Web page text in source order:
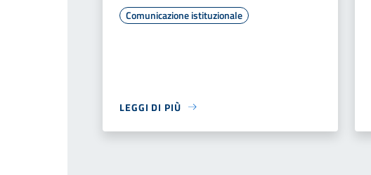
Comunicazione istituzionale
LEGGI DI PIÙ